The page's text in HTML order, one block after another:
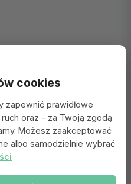
cookies
zapewnić prawidłowe
ruch oraz - za Twoją zgodą
Możesz zaakceptować
albo samodzielnie wybrać